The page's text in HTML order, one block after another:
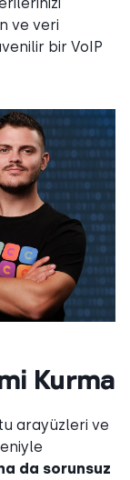
ve veri
bir VoIP
Kurma
arayüzleri ve
da sorunsuz